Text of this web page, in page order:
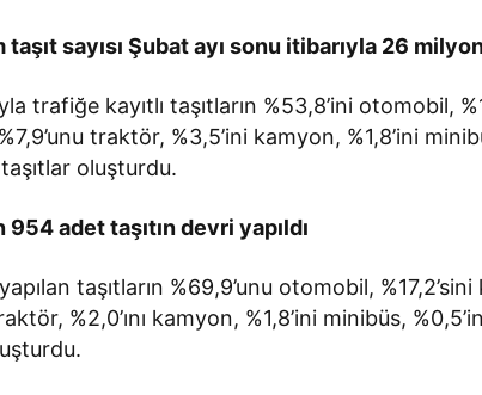
taşıt sayısı Şubat ayı sonu itibarıyla 26
trafiğe kayıtlı taşıtların %53,8’ini otomobil,
traktör, %3,5’ini kamyon, %1,8’ini
oluşturdu.
adet taşıtın devri yapıldı
yapılan taşıtların %69,9’unu otomobil, %17,2’sini
%2,0’ını kamyon, %1,8’ini minibüs,